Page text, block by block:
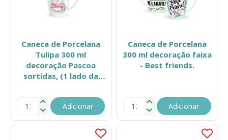
Caneca de Porcelana
Tulipa 300 ml
decoração Pascoa
sortidas, (1 lado da
Adicionar
Caneca de Porcelana
300 ml decoração faixa
- Best friends.
Adicionar